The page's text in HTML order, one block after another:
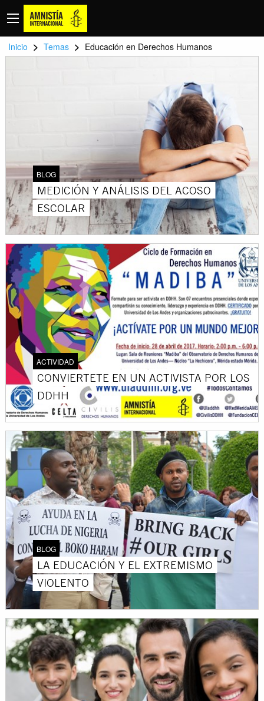
Inicio > Temas > Educación en Derechos Humanos
BLOG
MEDICIÓN Y ANÁLISIS DEL ACOSO
ESCOLAR
ACTIVIDAD
CONVIERTETE EN UN ACTIVISTA POR LOS
DDHH
BLOG
LA EDUCACIÓN Y EL EXTREMISMO
VIOLENTO